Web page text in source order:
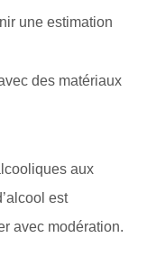
une estimation
des matériaux
aux
est
avec modération.